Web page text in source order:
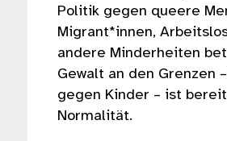
Politik gegen queere
Migrant*innen,
andere Minderheiten
Gewalt an den Grenzen
gegen Kinder – ist
Normalität.